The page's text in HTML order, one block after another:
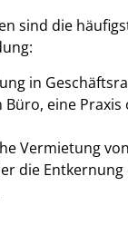
sind die
in
Büro, eine
Vermietung
die Entkernung